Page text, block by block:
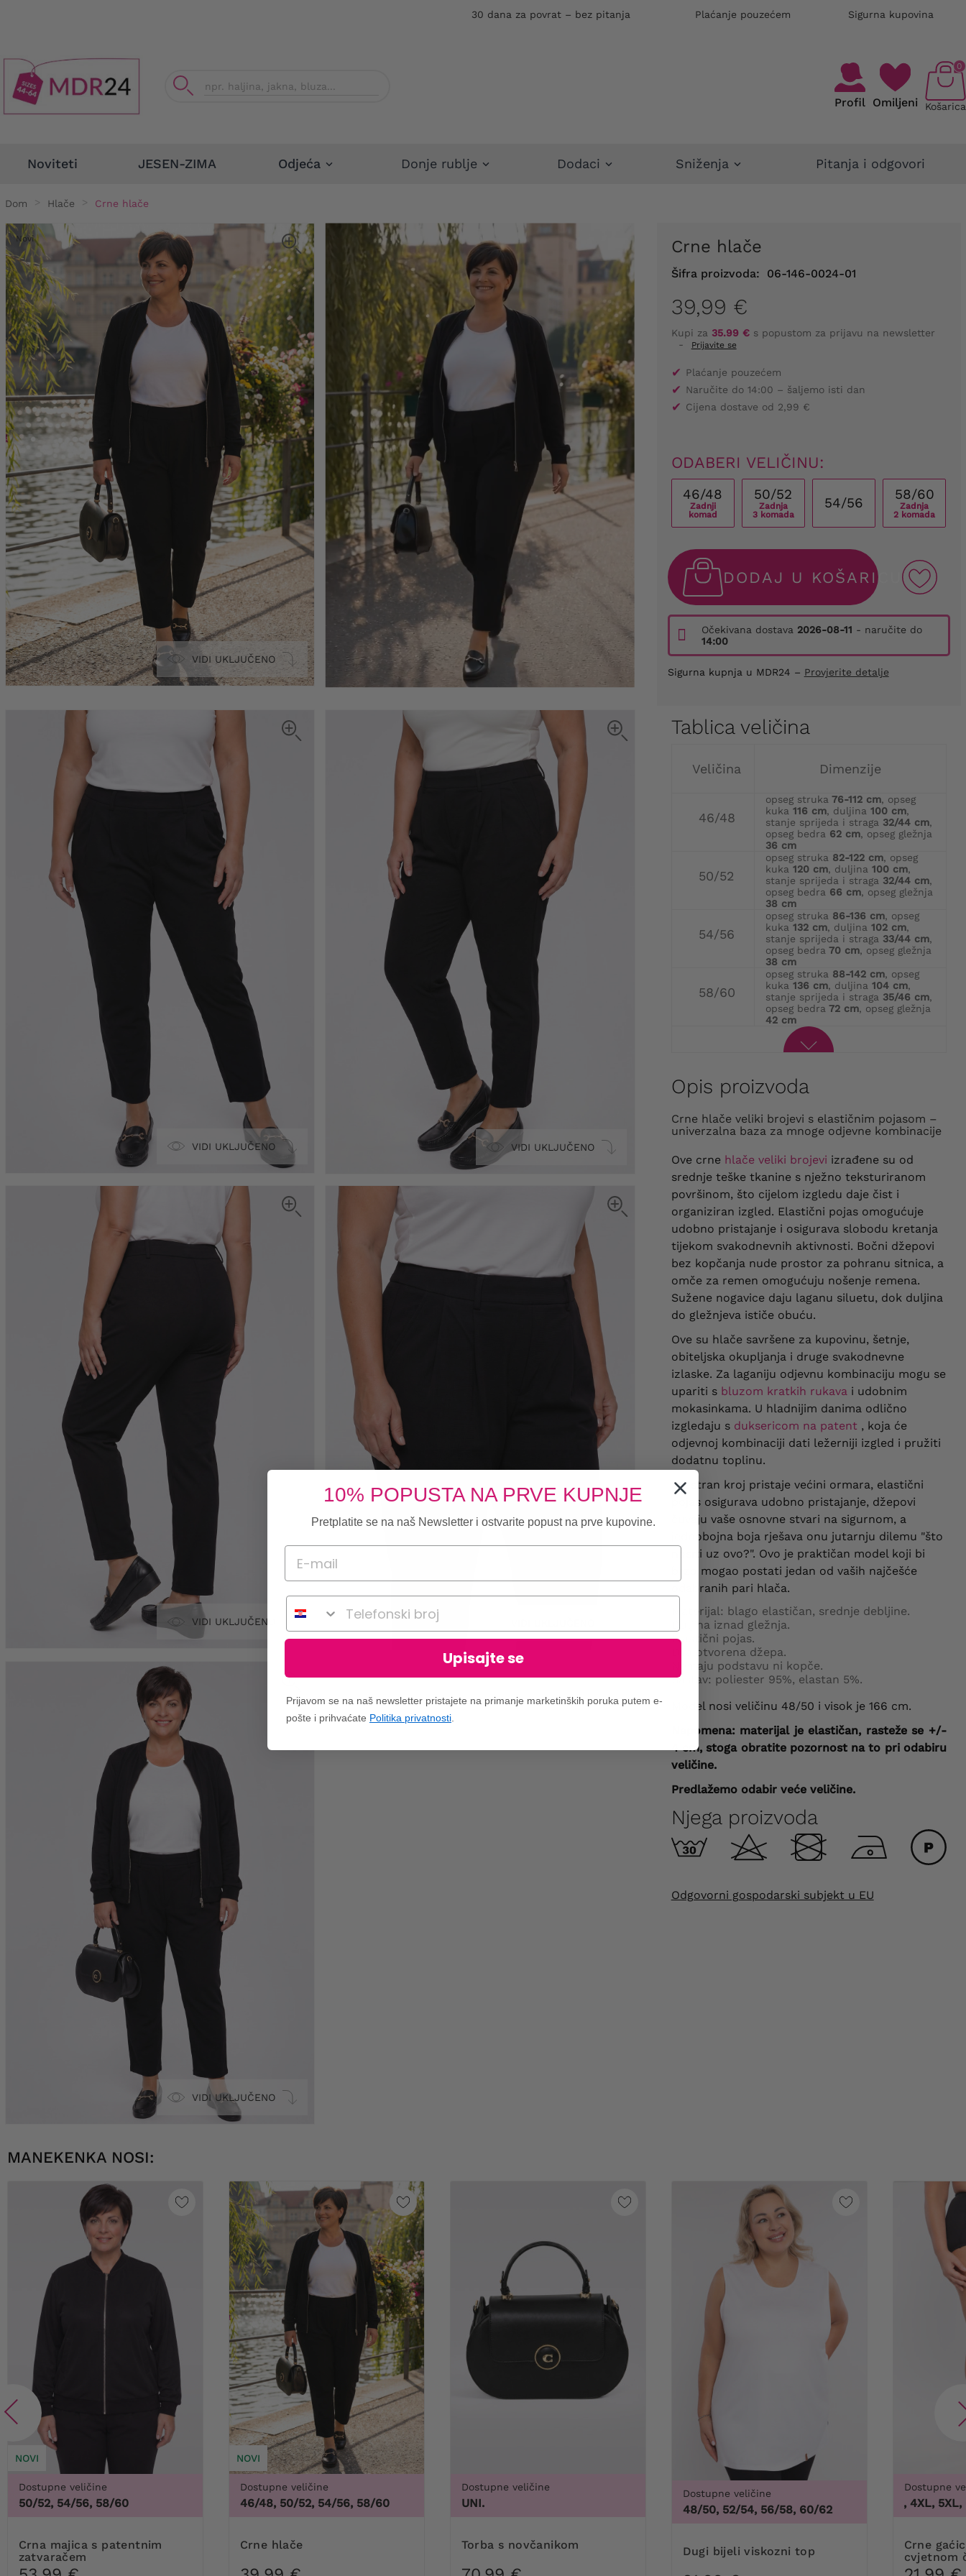
30 dana za povrat – bez pitanja Plaćanje pouzećem Sigurna kupovina
Profil Omiljeni Košarica
0
Noviteti JESEN-ZIMA Odjeća Donje rublje Dodaci Sniženja Pitanja i odgovori
Dom Hlače Crne hlače
Novi
VIDI UKLJUČENO
VIDI UKLJUČENO VIDI UKLJUČENO
VIDI UKLJUČENO
VIDI UKLJUČENO
Crne hlače
Šifra proizvoda: 06-146-0024-01
39,99 €
Kupi za 35.99 €s popustom za prijavu na newsletter
-
Prijavite se
✔ Plaćanje pouzećem
✔ Naručite do 14:00 – šaljemo isti dan
✔ Cijena dostave od 2,99 €
ODABERI VELIČINU:
46/48
Zadnji
komad
50/52
Zadnja
3 komada
54/56
58/60
Zadnja
2 komada
DODAJ U KOŠARICU
Očekivana dostava 2026-08-11 - naručite do
14:00
Sigurna kupnja u MDR24 – Provjerite detalje
Tablica veličina
Veličina Dimenzije
46/48
opseg struka 76-112 cm, opseg
kuka 116 cm, duljina 100 cm,
stanje sprijeda i straga 32/44 cm,
opseg bedra 62 cm, opseg gležnja
36 cm
50/52
opseg struka 82-122 cm, opseg
kuka 120 cm, duljina 100 cm,
stanje sprijeda i straga 32/44 cm,
opseg bedra 66 cm, opseg gležnja
38 cm
54/56
opseg struka 86-136 cm, opseg
kuka 132 cm, duljina 102 cm,
stanje sprijeda i straga 33/44 cm,
opseg bedra 70 cm, opseg gležnja
38 cm
58/60
opseg struka 88-142 cm, opseg
kuka 136 cm, duljina 104 cm,
stanje sprijeda i straga 35/46 cm,
opseg bedra 72 cm, opseg gležnja
42 cm
Opis proizvoda
Crne hlače veliki brojevi s elastičnim pojasom –
univerzalna baza za mnoge odjevne kombinacije
Ove crne hlače veliki brojevi izrađene su od
srednje teške tkanine s nježno teksturiranom
površinom, što cijelom izgledu daje čist i
organiziran izgled. Elastični pojas omogućuje
udobno pristajanje i osigurava slobodu kretanja
tijekom svakodnevnih aktivnosti. Bočni džepovi
bez kopčanja nude prostor za pohranu sitnica, a
omče za remen omogućuju nošenje remena.
Sužene nogavice daju laganu siluetu, dok duljina
do gležnjeva ističe obuću.
Ove su hlače savršene za kupovinu, šetnje,
obiteljska okupljanja i druge svakodnevne
izlaske. Za laganiju odjevnu kombinaciju mogu se
upariti s bluzom kratkih rukavai udobnim
mokasinkama. U hladnijim danima odlično
izgledaju s duksericom na patent, koja će
odjevnoj kombinaciji dati ležerniji izgled i pružiti
dodatnu toplinu.
Svestran kroj pristaje većini ormara, elastični
pojas osigurava udobno pristajanje, džepovi
čuvaju vaše osnovne stvari na sigurnom, a
jednobojna boja rješava onu jutarnju dilemu "što
nositi uz ovo?". Ovo je praktičan model koji bi
brzo mogao postati jedan od vaših najčešće
odabranih pari hlača.
Materijal: blago elastičan, srednje debljine.
Duljina iznad gležnja.
Elastični pojas.
Dva otvorena džepa.
Nemaju podstavu ni kopče.
Sastav: poliester 95%, elastan 5%.
Model nosi veličinu 48/50 i visok je 166 cm.
Napomena: materijal je elastičan, rasteže se +/-
4 cm, stoga obratite pozornost na to pri odabiru
veličine.
Predlažemo odabir veće veličine.
Njega proizvoda
Odgovorni gospodarski subjekt u EU
MANEKENKA NOSI:
NOVI
Dostupne veličine
50/52, 54/56, 58/60
Crna majica s patentnim
zatvaračem
NOVI
Dostupne veličine
46/48, 50/52, 54/56, 58/60
Crne hlače
Dostupne veličine
UNI.
torba s novčanikom
Dostupne veličine
48/50, 52/54, 56/58, 60/62
Dugi bijeli viskozni top
Dostupne
3XL, 4XL, 5XL,
Crne gaćice za oblikovanje s
cvjetnom
10% POPUSTA NA PRVE KUPNJE
Pretplatite se na naš Newsletter i ostvarite popust na prve kupovine.
Telefonski broj
Upisajte se
Prijavom se na naš newsletter pristajete na primanje marketinških poruka putem e-
pošte i prihvaćate Politika privatnosti